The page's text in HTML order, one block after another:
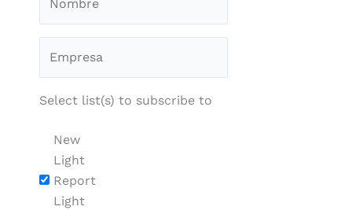
Select list(s) to subscribe to
New
Light
Report
Light